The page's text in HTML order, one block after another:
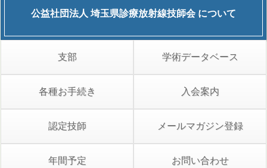
公益社団法人 埼玉県診療放射線技師会 について
支部 学術データベース
各種お手続き 入会案内
認定技師 メールマガジン登録
年間予定 お問い合わせ